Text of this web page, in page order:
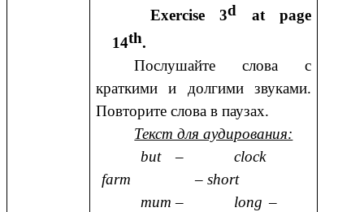
Exercise 3d at page
14th.
Послушайте слова с
краткими и долгими звуками.
Повторите слова в паузах.
Текст для аудирования:
but –
farm
mum –
clock
– short
long –